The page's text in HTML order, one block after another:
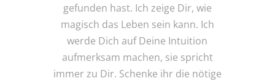
gefunden hast. Ich zeige Dir, wie
magisch das Leben sein kann. Ich
werde Dich auf Deine Intuition
aufmerksam machen, sie spricht
immer zu Dir. Schenke ihr die nötige